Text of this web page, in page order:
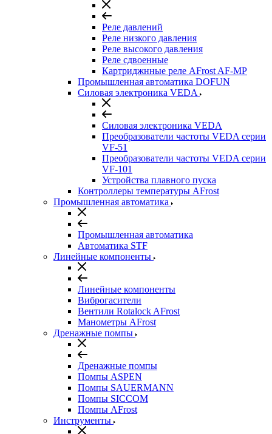
Реле давлений
Реле низкого давления
Реле высокого давления
Реле сдвоенные
Картриджнные реле AFrost AF-MP
Промышленная автоматика DOFUN
Силовая электроника VEDA
Силовая электроника VEDA
Преобразователи частоты VEDA серии
VF-51
Преобразователи частоты VEDA серии
VF-101
Устройства плавного пуска
Контроллеры температуры AFrost
Промышленная автоматика
Промышленная автоматика
Автоматика STF
Линейные компоненты
Линейные компоненты
Виброгасители
Вентили Rotalock AFrost
Манометры AFrost
Дренажные помпы
Дренажные помпы
Помпы ASPEN
Помпы SAUERMANN
Помпы SICCOM
Помпы AFrost
Инструменты